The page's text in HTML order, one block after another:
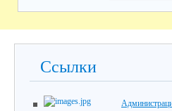
Ссылки